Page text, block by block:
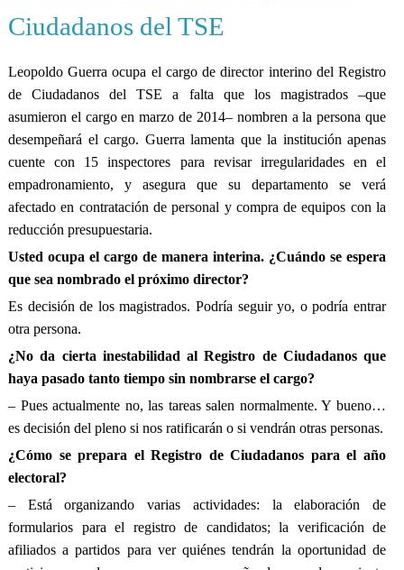
Ciudadanos del TSE
Leopoldo Guerra ocupa el cargo de director interino del Registro
de Ciudadanos del TSE a falta que los magistrados –que
asumieron el cargo en marzo de 2014– nombren a la persona que
desempeñará el cargo. Guerra lamenta que la institución apenas
cuente con 15 inspectores para revisar irregularidades en el
empadronamiento, y asegura que su departamento se verá
afectado en contratación de personal y compra de equipos con la
reducción presupuestaria.
Usted ocupa el cargo de manera interina. ¿Cuándo se espera
que sea nombrado el próximo director?
Es decisión de los magistrados. Podría seguir yo, o podría entrar
otra persona.
¿No da cierta inestabilidad al Registro de Ciudadanos que
haya pasado tanto tiempo sin nombrarse el cargo?
– Pues actualmente no, las tareas salen normalmente. Y bueno…
es decisión del pleno si nos ratificarán o si vendrán otras personas.
¿Cómo se prepara el Registro de Ciudadanos para el año
electoral?
– Está organizando varias actividades: la elaboración de
formularios para el registro de candidatos; la verificación de
afiliados a partidos para ver quiénes tendrán la oportunidad de